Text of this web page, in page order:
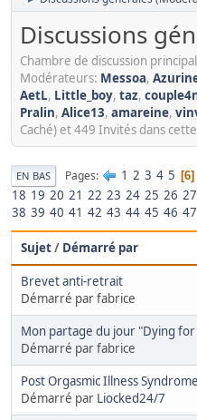
Discussions
Chambre de discussion
Modérateurs: Messoa,
AetL, Little_boy, taz,
Pralin, Alice13, amareine,
Caché) et 449 Invités dans
EN BAS Pages 1 2 3 4 5 6
18 19 20 21 22 23 24 25 26 27
38 39 40 41 42 43 44 45 46 47
Sujet/ Démarré par
Brevet anti-retrait
Démarré par fabrice
Mon partage du jour "Dying for
Démarré par fabrice
Post Orgasmic Illness
Démarré par Liocked24/7